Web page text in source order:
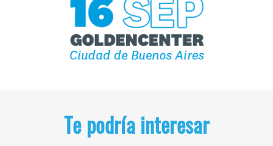
Te podría interesar